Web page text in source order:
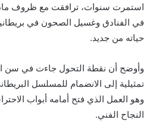
استمرت سنوات، ترافقت مع ظروف
في الفنادق وغسيل الصحون في
حياته من جديد.
وأوضح أن نقطة التحول جاءت في سن
وهو العمل الذي فتح أمامه أبواب
النجاح الفني.